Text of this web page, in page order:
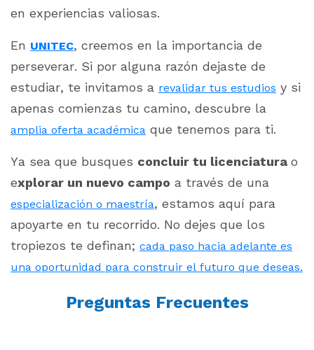
en experiencias valiosas.
En UNITEC, creemos en la importancia de
perseverar. Si por alguna razón dejaste de
estudiar, te invitamos a revalidar tus estudios y si
apenas comienzas tu camino, descubre la
amplia oferta académica que tenemos para ti.
Ya sea que busques concluir tu licenciatura o
explorar un nuevo campo a través de una
especialización o maestría, estamos aquí para
apoyarte en tu recorrido. No dejes que los
tropiezos te definan; cada paso hacia adelante es
una oportunidad para construir el futuro que deseas.
Preguntas Frecuentes